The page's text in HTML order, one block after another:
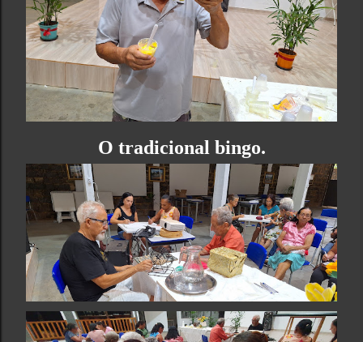
O tradicional bingo.